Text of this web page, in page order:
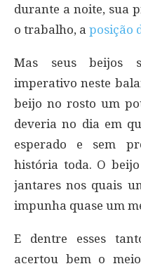
durante a noite, sua
o trabalho, a posição
Mas seus beijos
imperativo neste
beijo no rosto um
deveria no dia em
esperado e sem
história toda. O
jantares nos quais
impunha quase um
E dentre esses
acertou bem o